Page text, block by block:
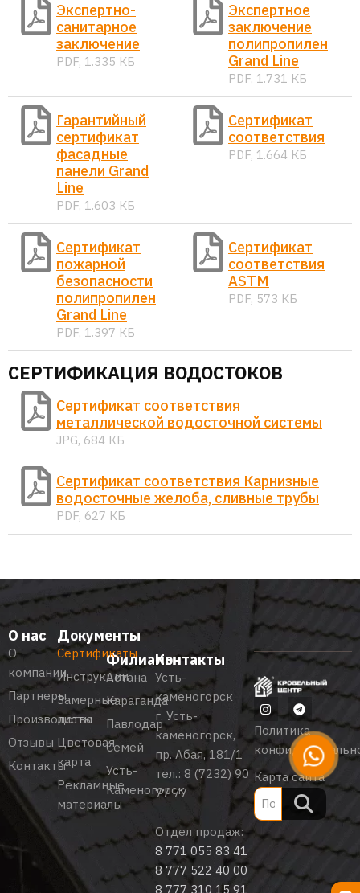
Экспертно-
санитарное
заключение
PDF, 1.335 КБ
Экспертное
заключение
полипропилен
Grand Line
PDF, 1.731 КБ
Гарантийный
сертификат
фасадные
панели Grand
Line
PDF, 1.603 КБ
Сертификат
соответствия
PDF, 1.664 КБ
Сертификат
пожарной
безопасности
полипропилен
Grand Line
PDF, 1.397 КБ
Сертификат
соответствия
ASTM
PDF, 573 КБ
СЕРТИФИКАЦИЯ ВОДОСТОКОВ
Сертификат соответствия
металлической водосточной системы
JPG, 684 КБ
Сертификат соответствия Карнизные
водосточные желоба, сливные трубы
PDF, 627 КБ
О нас
О
компании
Партнеры
Производство
Отзывы
Контакты
Документы
Сертификаты
Инструкции
Замерные
листы
Цветовая
карта
Рекламные
материалы
Филиалы
Астана
Караганда
Павлодар
Семей
Усть-
Каменогорск
Контакты
Усть-
каменогорск
г. Усть-
каменогорск,
пр. Абая, 181/1
тел.:8 (7232) 90
77 77
Отдел продаж:
8 771 055 83 41
8 777 522 40 00
8 777 310 15 91
Политика
Карта сайта